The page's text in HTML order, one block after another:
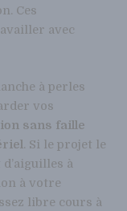
Ces
avec
à perles
vos
sans faille
. Si le projet le
à
à votre
libre cours à